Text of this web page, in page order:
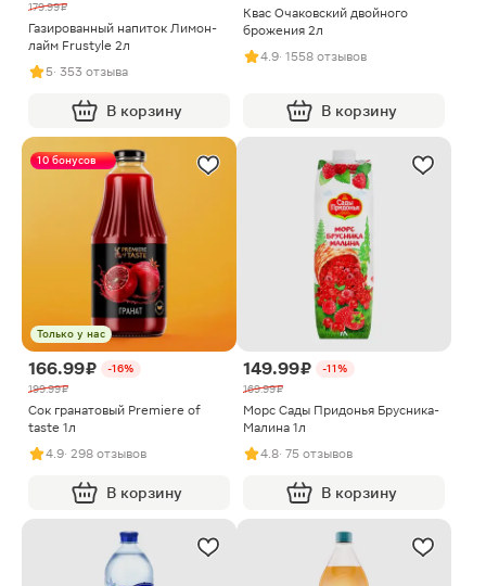
179.99 ₽
Газированный напиток Лимон-
лайм Frustyle 2л
5· 353 отзыва
В корзину
Квас Очаковский двойного
брожения 2л
4.9· 1558 отзывов
В корзину
10 бонусов
Только у нас
166.99 ₽
-16%
199.99 ₽
Сок гранатовый Premiere of
taste 1л
4.9· 298 отзывов
В корзину
149.99 ₽
-11%
169.99 ₽
Морс Сады Придонья Брусника-
Малина 1л
4.8· 75 отзывов
В корзину